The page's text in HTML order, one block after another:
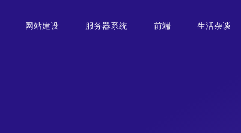
网站建设 服务器系统 前端 生活杂谈